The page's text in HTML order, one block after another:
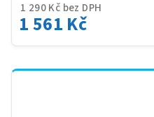
1 290 Kč bez DPH
1 561 Kč